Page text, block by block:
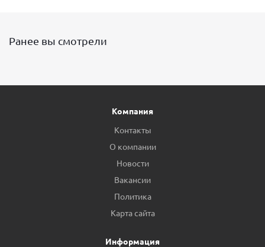
Ранее вы смотрели
Компания
Контакты
О компании
Новости
Вакансии
Политика
Карта сайта
Информация